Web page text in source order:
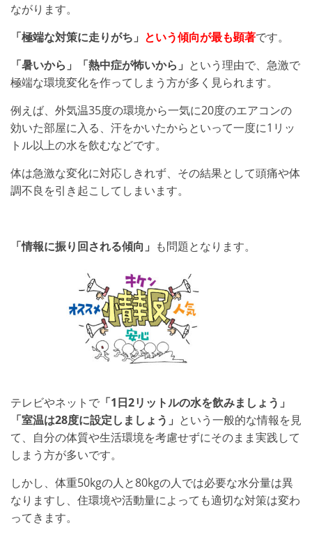
ながります。
「極端な対策に走りがち」 という傾向が最も顕著です。
「暑いから」「熱中症が怖いから」 という理由で、急激で
極端な環境変化を作ってしまう方が多く見られます。
例えば、外気温35度の環境から一気に20度のエアコンの
効いた部屋に入る、汗をかいたからといって一度に1リッ
トル以上の水を飲むなどです。
体は急激な変化に対応しきれず、その結果として頭痛や体
調不良を引き起こしてしまいます。
「情報に振り回される傾向」 も問題となります。
テレビやネットで 「1日2リットルの水を飲みましょう」
「室温は28度に設定しましょう」 という一般的な情報を見
て、自分の体質や生活環境を考慮せずにそのまま実践して
しまう方が多いです。
しかし、体重50kgの人と80kgの人では必要な水分量は異
なりますし、住環境や活動量によっても適切な対策は変わ
ってきます。